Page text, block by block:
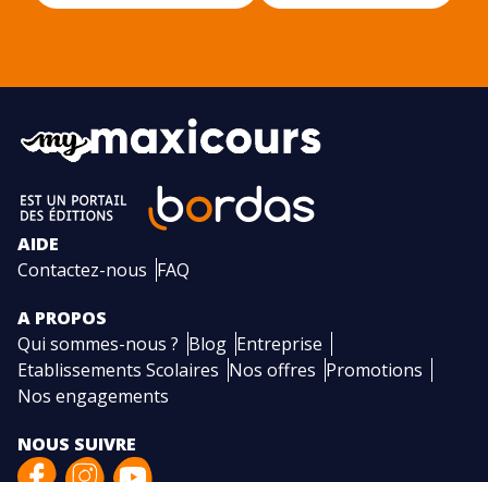
AIDE
Contactez-nous FAQ
A PROPOS
Qui sommes-nous ? Blog Entreprise
Etablissements Scolaires Nos offres Promotions
Nos engagements
NOUS SUIVRE